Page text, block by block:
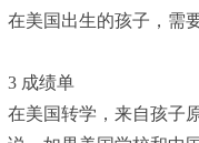
在美国出生的孩子，需
3 成绩单
在美国转学，来自孩子